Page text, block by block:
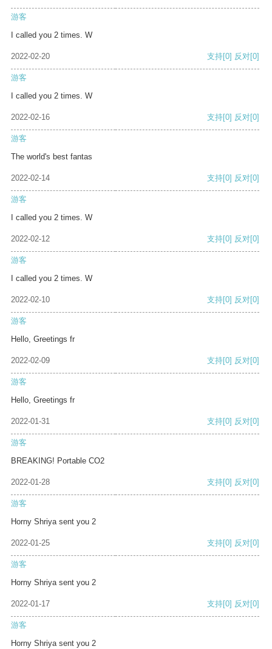
游客
I called you 2 times. W
2022-02-20 支持[0] 反对[0]
游客
I called you 2 times. W
2022-02-16 支持[0] 反对[0]
游客
The world's best fantas
2022-02-14 支持[0] 反对[0]
游客
I called you 2 times. W
2022-02-12 支持[0] 反对[0]
游客
I called you 2 times. W
2022-02-10 支持[0] 反对[0]
游客
Hello, Greetings fr
2022-02-09 支持[0] 反对[0]
游客
Hello, Greetings fr
2022-01-31 支持[0] 反对[0]
游客
BREAKING! Portable CO2
2022-01-28 支持[0] 反对[0]
游客
Horny Shriya sent you 2
2022-01-25 支持[0] 反对[0]
游客
Horny Shriya sent you 2
2022-01-17 支持[0] 反对[0]
游客
Horny Shriya sent you 2